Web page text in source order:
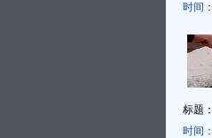
时间：
标题：
时间：